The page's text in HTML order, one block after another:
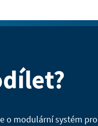
o modulární systém